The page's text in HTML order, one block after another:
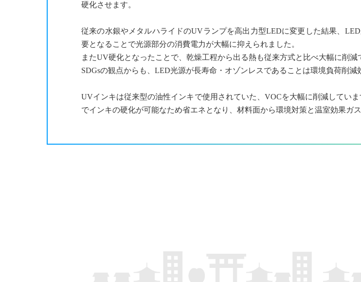
硬化させます。
従来の水銀やメタルハライドのUVランプを高出力型LEDに変更した結果、
要となることで光源部分の消費電力が大幅に抑えられました。
またUV硬化となったことで、乾燥工程から出る熱も従来方式と比べ大幅に削減
SDGsの観点からも、LED光源が長寿命・オゾンレスであることは環境負荷削減
UVインキは従来型の油性インキで使用されていた、VOCを大幅に削減してい
でインキの硬化が可能なため省エネとなり、材料面から環境対策と温室効果ガ